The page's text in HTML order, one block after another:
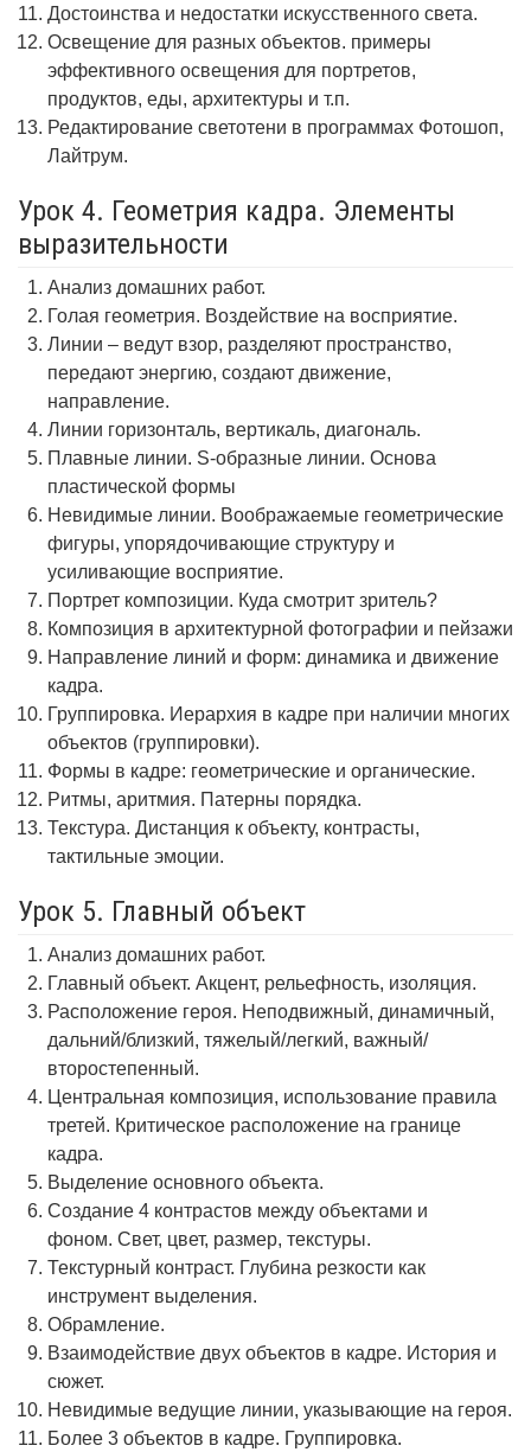
Достоинства и недостатки искусственного света.
Освещение для разных объектов. примеры
эффективного освещения для портретов,
продуктов, еды, архитектуры и т.п.
Редактирование светотени в программах Фотошоп,
Лайтрум.
Урок 4. Геометрия кадра. Элементы
выразительности
Анализ домашних работ.
Голая геометрия. Воздействие на восприятие.
Линии – ведут взор, разделяют пространство,
передают энергию, создают движение,
направление.
Линии горизонталь, вертикаль, диагональ.
Плавные линии. S-образные линии. Основа
пластической формы
Невидимые линии. Воображаемые геометрические
фигуры, упорядочивающие структуру и
усиливающие восприятие.
Портрет композиции. Куда смотрит зритель?
Композиция в архитектурной фотографии и пейзажи
Направление линий и форм: динамика и движение
кадра.
Группировка. Иерархия в кадре при наличии многих
объектов (группировки).
Формы в кадре: геометрические и органические.
Ритмы, аритмия. Патерны порядка.
Текстура. Дистанция к объекту, контрасты,
тактильные эмоции.
Урок 5. Главный объект
Анализ домашних работ.
Главный объект. Акцент, рельефность, изоляция.
Расположение героя. Неподвижный, динамичный,
дальний/близкий, тяжелый/легкий, важный/
второстепенный.
Центральная композиция, использование правила
третей. Критическое расположение на границе
кадра.
Выделение основного объекта.
Создание 4 контрастов между объектами и
фоном. Свет, цвет, размер, текстуры.
Текстурный контраст. Глубина резкости как
инструмент выделения.
Обрамление.
Взаимодействие двух объектов в кадре. История и
сюжет.
Невидимые ведущие линии, указывающие на героя.
Более 3 объектов в кадре. Группировка.